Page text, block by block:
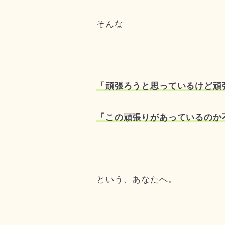
そんな
「頑張ろうと思っているけど頑
「この頑張りがあっているのか
という、あなたへ。